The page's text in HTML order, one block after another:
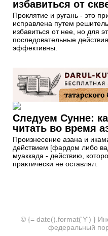
избавиться от
Проклятие и ругань - это
исправлена путем
избавиться от нее, но для
последовательные
эффективны.
Следуем Сунне:
читать во время
Произнесение азана и
действием [фардом либо
муаккада - действию,
практически не оставлял.
© {= date().format('Y') }
федеральный